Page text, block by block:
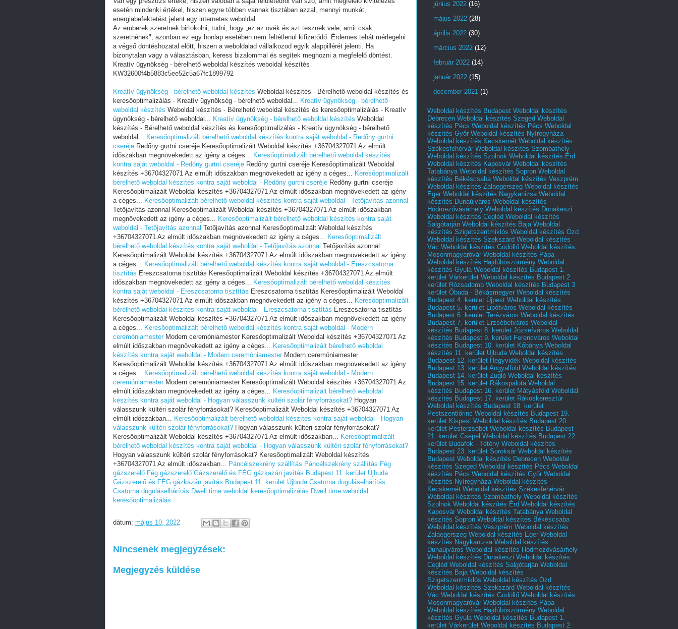
esetén mindenki értékel, hiszen egyre többen vannak tisztában azzal, mennyi munkát,
energiabefektetést jelent egy internetes weboldal.
Az emberek szeretnek birtokolni, tudni, hogy „ez az övék és azt tesznek vele, amit csak
szeretnének", azonban ez egy honlap esetében nem feltétlenül kifizetődő. Érdemes tehát mérlegelni
a végső döntéshozatal előtt, hiszen a weboldalad vállalkozod egyik alappillérét jelenti. Ha
bizonytalan vagy a választásban, keress bizalommal és segítek meghozni a megfelelő döntést.
Kreatív ügynökség - bérelhető weboldal készítés weboldal készítés
KW32600f4b5883c5ee52c5a67fc1899792
Kreatív ügynökség - bérelhető weboldal készítés Weboldal készítés - Bérelhető weboldal készítés és
keresőoptimalizálás - Kreatív ügynökség - bérelhető weboldal... Kreatív ügynökség - bérelhető
weboldal készítés Weboldal készítés - Bérelhető weboldal készítés és keresőoptimalizálás - Kreatív
ügynökség - bérelhető weboldal... Kreatív ügynökség - bérelhető weboldal készítés Weboldal
készítés - Bérelhető weboldal készítés és keresőoptimalizálás - Kreatív ügynökség - bérelhető
weboldal... Keresőoptimalizált bérelhető weboldal készítés kontra saját weboldal - Redőny gurtni
cseréje Redőny gurtni cseréje Keresőoptimalizált Weboldal készítés +36704327071 Az elmúlt
időszakban megnövekedett az igény a céges... Keresőoptimalizált bérelhető weboldal készítés
kontra saját weboldal - Redőny gurtni cseréje Redőny gurtni cseréje Keresőoptimalizált Weboldal
készítés +36704327071 Az elmúlt időszakban megnövekedett az igény a céges... Keresőoptimalizált
bérelhető weboldal készítés kontra saját weboldal - Redőny gurtni cseréje Redőny gurtni cseréje
Keresőoptimalizált Weboldal készítés +36704327071 Az elmúlt időszakban megnövekedett az igény
a céges... Keresőoptimalizált bérelhető weboldal készítés kontra saját weboldal - Tetőjavítás azonnal
Tetőjavítás azonnal Keresőoptimalizált Weboldal készítés +36704327071 Az elmúlt időszakban
megnövekedett az igény a céges... Keresőoptimalizált bérelhető weboldal készítés kontra saját
weboldal - Tetőjavítás azonnal Tetőjavítás azonnal Keresőoptimalizált Weboldal készítés
+36704327071 Az elmúlt időszakban megnövekedett az igény a céges... Keresőoptimalizált
bérelhető weboldal készítés kontra saját weboldal - Tetőjavítás azonnal Tetőjavítás azonnal
Keresőoptimalizált Weboldal készítés +36704327071 Az elmúlt időszakban megnövekedett az igény
a céges... Keresőoptimalizált bérelhető weboldal készítés kontra saját weboldal - Ereszcsatorna
tisztítás Ereszcsatorna tisztítás Keresőoptimalizált Weboldal készítés +36704327071 Az elmúlt
időszakban megnövekedett az igény a céges... Keresőoptimalizált bérelhető weboldal készítés
kontra saját weboldal - Ereszcsatorna tisztítás Ereszcsatorna tisztítás Keresőoptimalizált Weboldal
készítés +36704327071 Az elmúlt időszakban megnövekedett az igény a céges... Keresőoptimalizált
bérelhető weboldal készítés kontra saját weboldal - Ereszcsatorna tisztítás Ereszcsatorna tisztítás
Keresőoptimalizált Weboldal készítés +36704327071 Az elmúlt időszakban megnövekedett az igény
a céges... Keresőoptimalizált bérelhető weboldal készítés kontra saját weboldal - Modern
ceremóniamester Modern ceremóniamester Keresőoptimalizált Weboldal készítés +36704327071 Az
elmúlt időszakban megnövekedett az igény a céges... Keresőoptimalizált bérelhető weboldal
készítés kontra saját weboldal - Modern ceremóniamester Modern ceremóniamester
Keresőoptimalizált Weboldal készítés +36704327071 Az elmúlt időszakban megnövekedett az igény
a céges... Keresőoptimalizált bérelhető weboldal készítés kontra saját weboldal - Modern
ceremóniamester Modern ceremóniamester Keresőoptimalizált Weboldal készítés +36704327071 Az
elmúlt időszakban megnövekedett az igény a céges... Keresőoptimalizált bérelhető weboldal
készítés kontra saját weboldal - Hogyan válasszunk kültéri szolár fényforrásokat? Hogyan
válasszunk kültéri szolár fényforrásokat? Keresőoptimalizált Weboldal készítés +36704327071 Az
elmúlt időszakban... Keresőoptimalizált bérelhető weboldal készítés kontra saját weboldal - Hogyan
válasszunk kültéri szolár fényforrásokat? Hogyan válasszunk kültéri szolár fényforrásokat?
Keresőoptimalizált Weboldal készítés +36704327071 Az elmúlt időszakban... Keresőoptimalizált
bérelhető weboldal készítés kontra saját weboldal - Hogyan válasszunk kültéri szolár fényforrásokat?
Hogyan válasszunk kültéri szolár fényforrásokat? Keresőoptimalizált Weboldal készítés
+36704327071 Az elmúlt időszakban... Páncélszekrény szállítás Páncélszekrény szállítás Fég
gázszerelő Fég gázszerelő Gázszerelő és FÉG gázkazán javítás Budapest 11. kerület Újbuda
Gázszerelő és FÉG gázkazán javítás Budapest 11. kerület Újbuda Csatorna duguláselhárítás
Csatorna duguláselhárítás Dwell time weboldal keresőoptimalizálás Dwell time weboldal
keresőoptimalizálás
dátum: május 10, 2022
Nincsenek megjegyzések:
Megjegyzés küldése
június 2022 (16)
május 2022 (28)
április 2022 (30)
március 2022 (12)
február 2022 (14)
január 2022 (15)
december 2021 (1)
Weboldal készítés Budapest Weboldal készítés
Debrecen Weboldal készítés Szeged Weboldal
készítés Pécs Weboldal készítés Pécs Weboldal
készítés Győr Weboldal készítés Nyíregyháza
Weboldal készítés Kecskemét Weboldal készítés
Székesfehérvár Weboldal készítés Szombathely
Weboldal készítés Szolnok Weboldal készítés Érd
Weboldal készítés Kaposvár Weboldal készítés
Tatabánya Weboldal készítés Sopron Weboldal
készítés Békéscsaba Weboldal készítés Veszprém
Weboldal készítés Zalaegerszeg Weboldal készítés
Eger Weboldal készítés Nagykanizsa Weboldal
készítés Dunaújváros Weboldal készítés
Hódmezővásárhely Weboldal készítés Dunakeszi
Weboldal készítés Cegléd Weboldal készítés
Salgótarján Weboldal készítés Baja Weboldal
készítés Szigetszentmiklós Weboldal készítés Ózd
Weboldal készítés Szekszárd Weboldal készítés
Vác Weboldal készítés Gödöllő Weboldal készítés
Mosonmagyaróvár Weboldal készítés Pápa
Weboldal készítés Hajdúböszörmény Weboldal
készítés Gyula Weboldal készítés Budapest 1.
kerület Várkerület Weboldal készítés Budapest 2.
kerület Rózsadomb Weboldal készítés Budapest 3.
kerület Óbuda - Békásmegyer Weboldal készítés
Budapest 4. kerület Újpest Weboldal készítés
Budapest 5. kerület Lipótváros Weboldal készítés
Budapest 6. kerület Terézváros Weboldal készítés
Budapest 7. kerület Erzsébetváros Weboldal
készítés Budapest 8. kerület Józsefváros Weboldal
készítés Budapest 9. kerület Ferencváros Weboldal
készítés Budapest 10. kerület Kőbánya Weboldal
készítés 11. kerület Újbuda Weboldal készítés
Budapest 12. kerület Hegyvidék Weboldal készítés
Budapest 13. kerület Angyalföld Weboldal készítés
Budapest 14. kerület Zugló Weboldal készítés
Budapest 15. kerület Rákospalota Weboldal
készítés Budapest 16. kerület Mátyásföld Weboldal
készítés Budapest 17. kerület Rákoskeresztúr
Weboldal készítés Budapest 18. kerület
Pestszentlőrinc Weboldal készítés Budapest 19.
kerület Kispest Weboldal készítés Budapest 20.
kerület Pesterzsébet Weboldal készítés Budapest
21. kerület Csepel Weboldal készítés Budapest 22.
kerület Budafok - Tétény Weboldal készítés
Budapest 23. kerület Soroksár Weboldal készítés
Budapest Weboldal készítés Debrecen Weboldal
készítés Szeged Weboldal készítés Pécs Weboldal
készítés Pécs Weboldal készítés Győr Weboldal
készítés Nyíregyháza Weboldal készítés
Kecskemét Weboldal készítés Székesfehérvár
Weboldal készítés Szombathely Weboldal készítés
Szolnok Weboldal készítés Érd Weboldal készítés
Kaposvár Weboldal készítés Tatabánya Weboldal
készítés Sopron Weboldal készítés Békéscsaba
Weboldal készítés Veszprém Weboldal készítés
Zalaegerszeg Weboldal készítés Eger Weboldal
készítés Nagykanizsa Weboldal készítés
Dunaújváros Weboldal készítés Hódmezővásárhely
Weboldal készítés Dunakeszi Weboldal készítés
Cegléd Weboldal készítés Salgótarján Weboldal
készítés Baja Weboldal készítés
Szigetszentmiklós Weboldal készítés Ózd
Weboldal készítés Szekszárd Weboldal készítés
Vác Weboldal készítés Gödöllő Weboldal készítés
Mosonmagyaróvár Weboldal készítés Pápa
Weboldal készítés Hajdúböszörmény Weboldal
készítés Gyula Weboldal készítés Budapest 1.
kerület Várkerület Weboldal készítés Budapest 2.